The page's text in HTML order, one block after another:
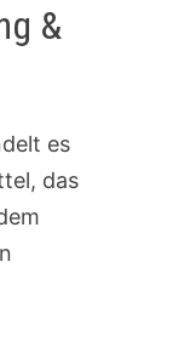
&
es
das